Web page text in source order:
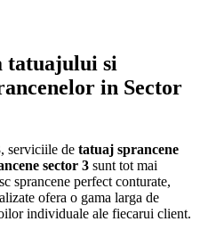
tatuajului si
in Sector
serviciile de tatuaj sprancene
sector 3 sunt tot mai
sprancene perfect conturate,
ofera o gama larga de
individuale ale fiecarui client.